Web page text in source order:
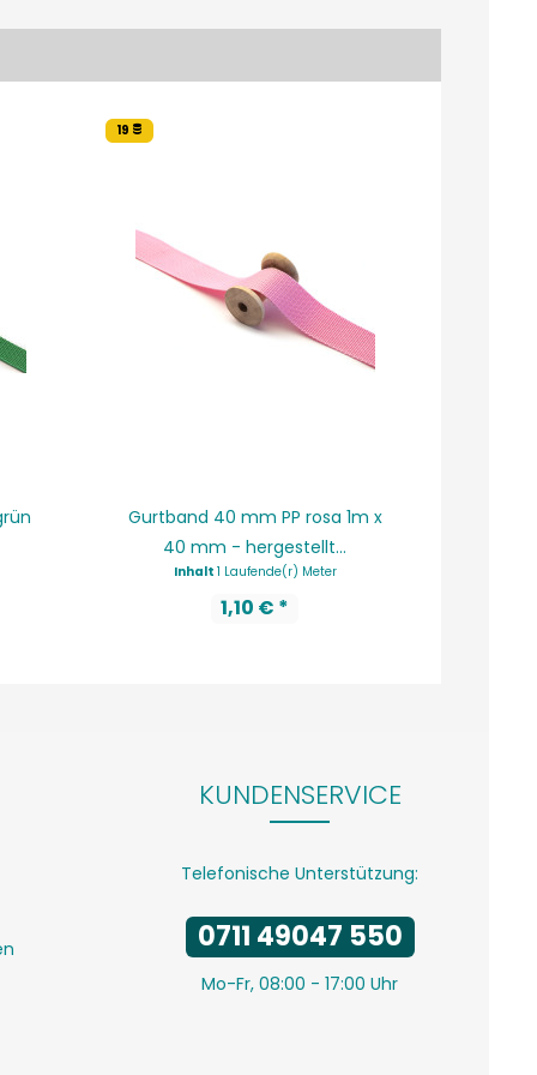
19
Gurtband 40 mm PP rosa 1m x
40 mm - hergestellt...
Inhalt 1 Laufende(r) Meter
1,10 € *
KUNDENSERVICE
Telefonische Unterstützung:
0711 49047 550
Mo-Fr, 08:00 - 17:00 Uhr